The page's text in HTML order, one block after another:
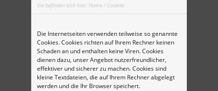
Sie befinden sich hier: Home / Cookies
Die Internetseiten verwenden teilweise so genannte
Cookies. Cookies richten auf Ihrem Rechner keinen
Schaden an und enthalten keine Viren. Cookies
dienen dazu, unser Angebot nutzerfreundlicher,
effektiver und sicherer zu machen. Cookies sind
kleine Textdateien, die auf Ihrem Rechner abgelegt
werden und die Ihr Browser speichert.